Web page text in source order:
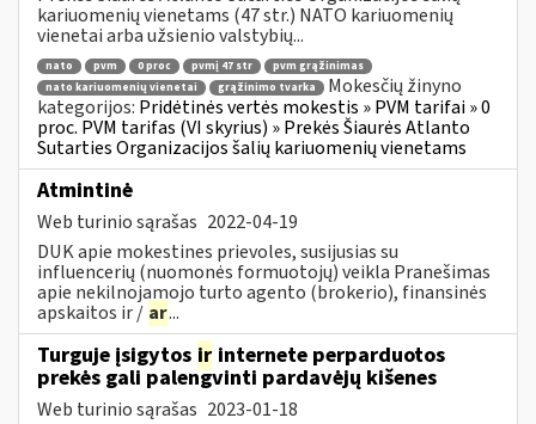
kariuomenių vienetams (47 str.) NATO kariuomenių
vienetai arba užsienio valstybių...
nato pvm 0 proc pvmį 47 str
pvm grąžinimas
nato kariuomenių vienetai
grąžinimo tvarka
Mokesčių žinyno
kategorijos: Pridėtinės vertės mokestis » PVM tarifai » 0
proc. PVM tarifas (VI skyrius) » Prekės Šiaurės Atlanto
Sutarties Organizacijos šalių kariuomenių vienetams
Atmintinė
Web turinio sąrašas 2022-04-19
DUK apie mokestines prievoles, susijusias su
influencerių (nuomonės formuotojų) veikla Pranešimas
apie nekilnojamojo turto agento (brokerio), finansinės
apskaitos ir / ar...
Turguje įsigytos ir internete perparduotos
prekės gali palengvinti pardavėjų kišenes
Web turinio sąrašas 2023-01-18